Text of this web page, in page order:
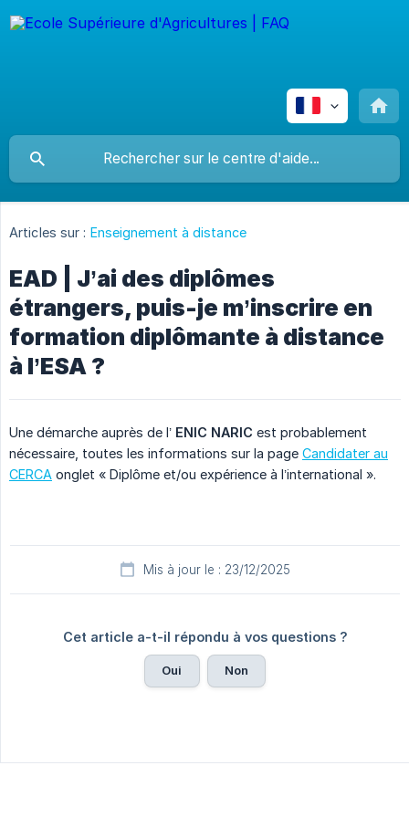
Articles sur : Enseignement à distance
EAD | J’ai des diplômes
étrangers, puis-je m’inscrire en
formation diplômante à distance
à l’ESA ?
Une démarche auprès de l’ ENIC NARIC est probablement
nécessaire, toutes les informations sur la page Candidater au
CERCA onglet « Diplôme et/ou expérience à l’international ».
Mis à jour le : 23/12/2025
Cet article a-t-il répondu à vos questions ?
Oui Non